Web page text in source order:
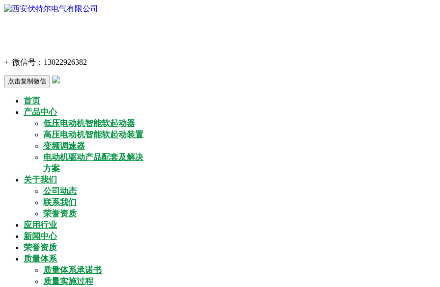
+ 微信号： 13022926382
点击复制微信
首页
产品中心
低压电动机智能软起动器
高压电动机智能软起动装置
变频调速器
电动机驱动产品配套及解决
方案
关于我们
公司动态
联系我们
荣誉资质
应用行业
新闻中心
荣誉资质
质量体系
质量体系承诺书
质量实施过程